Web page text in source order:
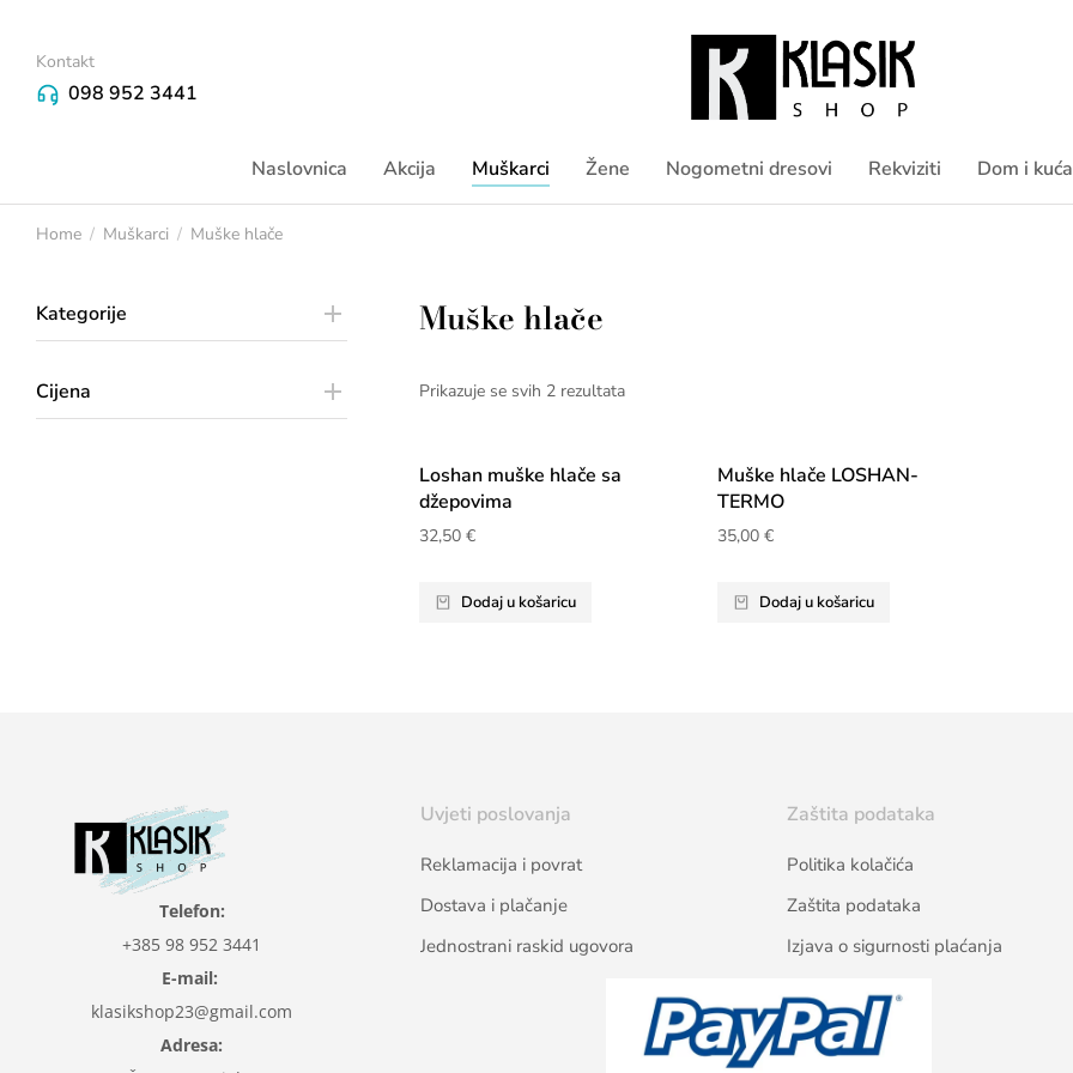
Kontakt
098 952 3441
Naslovnica Akcija Muškarci Žene Nogometni dresovi Rekviziti Dom i
You are here:
Home Muškarci Muške hlače
Kategorije
Cijena
Muške hlače
Prikazuje se svih 2 rezultata
Loshan muške hlače sa
džepovima
32,50 €
Dodaj u košaricu
Muške hlače LOSHAN-
TERMO
35,00 €
Dodaj u košaricu
Telefon:
+385 98 952 3441
E-mail:
klasikshop23@gmail.com
Adresa:
Uvjeti poslovanja
Reklamacija i povrat
Dostava i plačanje
Jednostrani raskid ugovora
Zaštita podataka
Politika kolačića
Zaštita podataka
Izjava o sigurnosti plaćanja